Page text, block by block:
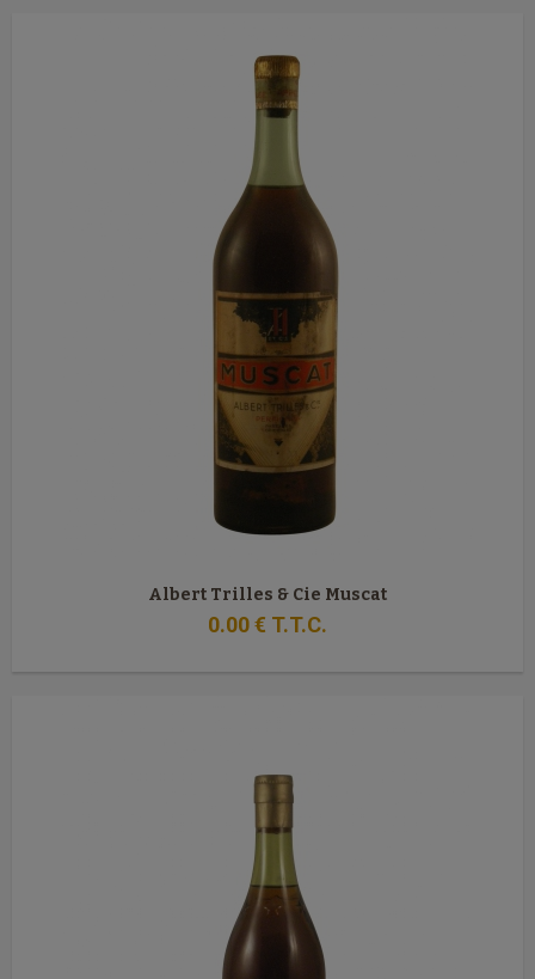
Albert Trilles & Cie Muscat
0.00€ T.T.C.